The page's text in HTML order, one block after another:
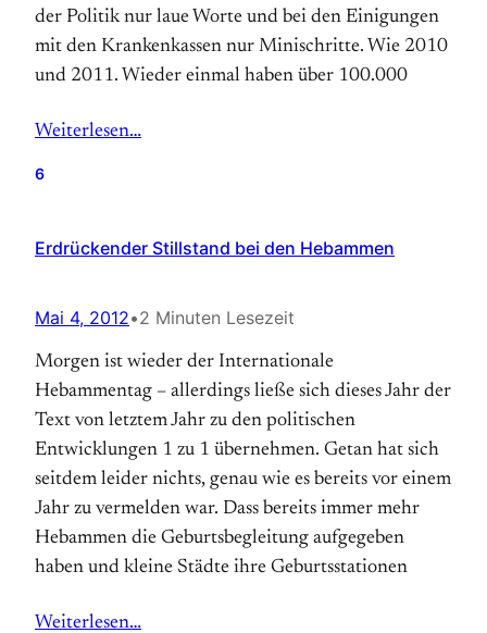
der Politik nur laue Worte und bei den Einigungen
mit den Krankenkassen nur Minischritte. Wie 2010
und 2011. Wieder einmal haben über 100.000
Weiterlesen…
6
Erdrückender Stillstand bei den Hebammen
Mai 4, 2012•2 Minuten Lesezeit
Morgen ist wieder der Internationale
Hebammentag – allerdings ließe sich dieses Jahr der
Text von letztem Jahr zu den politischen
Entwicklungen 1 zu 1 übernehmen. Getan hat sich
seitdem leider nichts, genau wie es bereits vor einem
Jahr zu vermelden war. Dass bereits immer mehr
Hebammen die Geburtsbegleitung aufgegeben
haben und kleine Städte ihre Geburtsstationen
Weiterlesen…